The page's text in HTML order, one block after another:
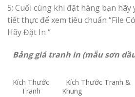
5: Cuối cùng khi đặt hàng bạn hãy
tiết thực để xem tiêu chuẩn “File
Hãy Đặt In “
Bảng giá tranh in (mẫu sơn
Kích Thước
Tranh
Kích Thước Tranh &
Khung